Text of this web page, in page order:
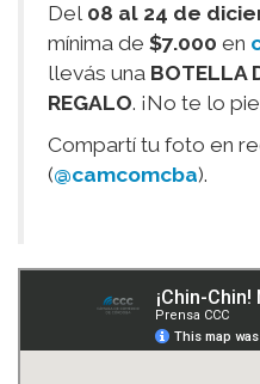
Del 08 al 24 de
mínima de $7.000 en
llevás una BOTELLA
REGALO. ¡No te lo
Compartí tu foto en
(@camcomcba).